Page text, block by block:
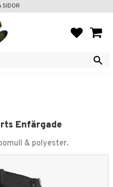
SIDOR
Enfärgade
& polyester.